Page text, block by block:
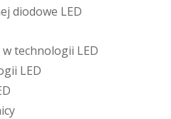
ej diodowe LED
wtechnologii LED
gii LED
D
icy